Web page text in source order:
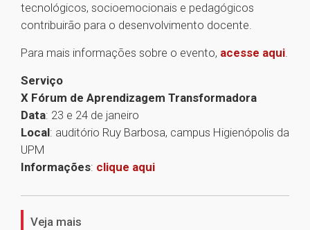
tecnológicos, socioemocionais e pedagógicos
contribuirão para o desenvolvimento docente.
Para mais informações sobre o evento, acesse aqui.
Serviço
X Fórum de Aprendizagem Transformadora
Data: 23 e 24 de janeiro
Local: auditório Ruy Barbosa, campus Higienópolis da
UPM
Informações: clique aqui1
Veja mais